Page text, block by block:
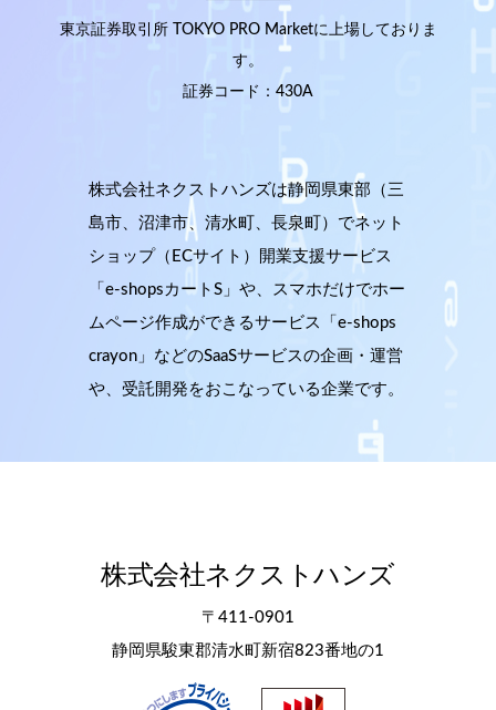
東京証券取引所 TOKYO PRO Marketに上場しておりま
す。
証券コード：430A
株式会社ネクストハンズは静岡県東部（三
島市、沼津市、清水町、長泉町）でネット
ショップ（ECサイト）開業支援サービス
「e-shopsカートS」や、スマホだけでホー
ムページ作成ができるサービス「e-shops
crayon」などのSaaSサービスの企画・運営
や、受託開発をおこなっている企業です。
株式会社ネクストハンズ
〒411-0901
静岡県駿東郡清水町新宿823番地の1